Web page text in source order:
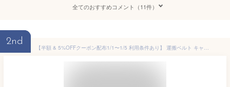
全てのおすすめコメント（11件）
2nd
【半額 & 5%OFFクーポン配布1/1〜1/5 利用条件あり】 運搬ベルト キャリーベルト 引越しベルト 2本セット 耐荷重200kg 家具移動 スリングベルト 肩掛け 運搬用ベルト 移動 運搬 家具 荷物運び 荷物 引っ越し 引越し 二人用 2人用 ラッシングベルト